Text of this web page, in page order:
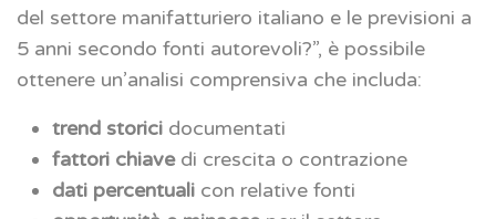
del settore manifatturiero italiano e le previsioni a
5 anni secondo fonti autorevoli?”, è possibile
ottenere un’analisi comprensiva che includa:
trend storici documentati
fattori chiavedi crescita o contrazione
dati percentuali con relative fonti